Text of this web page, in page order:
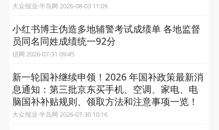
大众报业·半岛网 2026-08-03 11:09
小红书博主伪造多地辅警考试成绩单 各地监督
员同名同姓成绩统一92分
信网 2026-07-31 09:45
新一轮国补继续申领！2026 年国补政策最新消
息通知：第三批京东买手机、空调、家电、电
脑国补补贴规则、领取方法和注意事项一览！
大众报业·半岛网 2026-07-30 10:16